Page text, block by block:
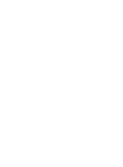
55% validi